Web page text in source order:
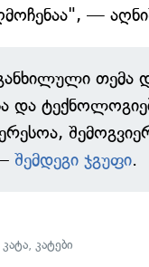
—
თემა
და
– შემდეგი ჯგუფი.
კატა, კატები